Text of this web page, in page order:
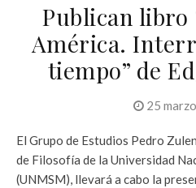
Publican libro
América.
tiempo” de
25
El Grupo de Estudios Pedro
de Filosofía de la Universidad
(UNMSM), llevará a cabo la